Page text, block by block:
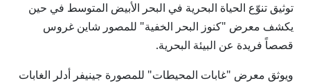
توثيق تنوّع الحياة البحرية في البحر الأبيض المتوسط في حين
يكشف معرض "كنوز البحر الخفية" للمصور شاين غروس
قصصاً فريدة عن البيئة البحرية.
ويوثق معرض "غابات المحيطات" للمصورة جينيفر أدلر الغابات